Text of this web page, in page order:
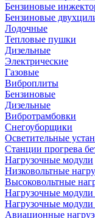
Бензиновые
Бензиновые
Лодочные
Тепловые пушки
Дизельные
Электрические
Газовые
Виброплиты
Бензиновые
Дизельные
Вибротрамбовки
Снегоуборщики
Осветительные
Станции прогрева
Нагрузочные модули
Низковольтные
Высоковольтные
Нагрузочные
Нагрузочные модули
Авиационные